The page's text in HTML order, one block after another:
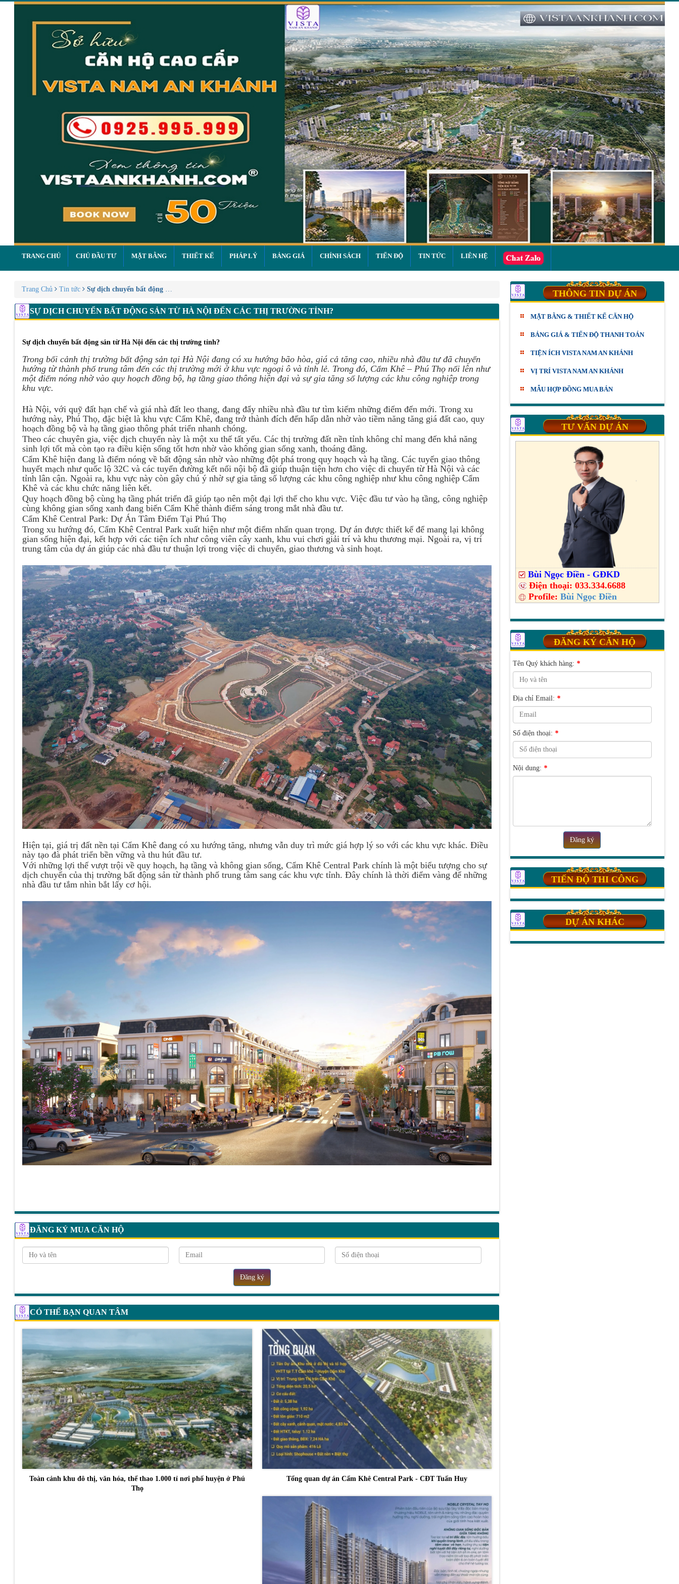
TRANG CHỦ CHỦ ĐẦU TƯ MẶT BẰNG THIẾT KẾ PHÁP LÝ BẢNG GIÁ CHÍNH SÁCH TIẾN ĐỘ TIN TỨC LIÊN HỆ
Trang Chủ Tin tức Sự dịch chuyển bất động sản từ Hà Nội đến các thị trường tỉnh?
SỰ DỊCH CHUYỂN BẤT ĐỘNG SẢN TỪ HÀ NỘI ĐẾN CÁC THỊ TRƯỜNG TỈNH?
Sự dịch chuyển bất động sản từ Hà Nội đến các thị trường tỉnh?
Trong bối cảnh thị trường bất động sản tại Hà Nội đang có xu hướng bão hòa, giá cả tăng cao, nhiều nhà đầu tư đã chuyển
hướng từ thành phố trung tâm đến các thị trường mới ở khu vực ngoại ô và tỉnh lẻ. Trong đó, Cẩm Khê – Phú Thọ nổi lên như
một điểm nóng nhờ vào quy hoạch đồng bộ, hạ tầng giao thông hiện đại và sự gia tăng số lượng các khu công nghiệp trong
khu vực.
Hà Nội, với quỹ đất hạn chế và giá nhà đất leo thang, đang đẩy nhiều nhà đầu tư tìm kiếm những điểm đến mới. Trong xu
hướng này, Phú Thọ, đặc biệt là khu vực Cẩm Khê, đang trở thành đích đến hấp dẫn nhờ vào tiềm năng tăng giá đất cao, quy
hoạch đồng bộ và hạ tầng giao thông phát triển nhanh chóng.
Theo các chuyên gia, việc dịch chuyển này là một xu thế tất yếu. Các thị trường đất nền tỉnh không chỉ mang đến khả năng
sinh lợi tốt mà còn tạo ra điều kiện sống tốt hơn nhờ vào không gian sống xanh, thoáng đãng.
Cẩm Khê hiện đang là điểm nóng về bất động sản nhờ vào những đột phá trong quy hoạch và hạ tầng. Các tuyến giao thông
huyết mạch như quốc lộ 32C và các tuyến đường kết nối nội bộ đã giúp thuận tiện hơn cho việc di chuyển từ Hà Nội và các
tỉnh lân cận. Ngoài ra, khu vực này còn gây chú ý nhờ sự gia tăng số lượng các khu công nghiệp như khu công nghiệp Cẩm
Khê và các khu chức năng liên kết.
Quy hoạch đồng bộ cùng hạ tầng phát triển đã giúp tạo nên một đại lợi thế cho khu vực. Việc đầu tư vào hạ tầng, công nghiệp
cùng không gian sống xanh đang biến Cẩm Khê thành điểm sáng trong mắt nhà đầu tư.
Cẩm Khê Central Park: Dự Án Tâm Điểm Tại Phú Thọ
Trong xu hướng đó, Cẩm Khê Central Park xuất hiện như một điểm nhấn quan trọng. Dự án được thiết kế để mang lại không
gian sống hiện đại, kết hợp với các tiện ích như công viên cây xanh, khu vui chơi giải trí và khu thương mại. Ngoài ra, vị trí
trung tâm của dự án giúp các nhà đầu tư thuận lợi trong việc di chuyển, giao thương và sinh hoạt.
Hiện tại, giá trị đất nền tại Cẩm Khê đang có xu hướng tăng, nhưng vẫn duy trì mức giá hợp lý so với các khu vực khác. Điều
này tạo đà phát triển bền vững và thu hút đầu tư.
Với những lợi thế vượt trội về quy hoạch, hạ tầng và không gian sống, Cẩm Khê Central Park chính là một biểu tượng cho sự
dịch chuyển của thị trường bất động sản từ thành phố trung tâm sang các khu vực tỉnh. Đây chính là thời điểm vàng để những
nhà đầu tư tắm nhìn bắt lấy cơ hội.
ĐĂNG KÝ MUA CĂN HỘ
Đăng ký
CÓ THỂ BẠN QUAN TÂM
Toàn cảnh khu đô thị, văn hóa, thể thao 1.000 tỉ nơi phố huyện ở Phú
Thọ
Tổng quan dự án Cẩm Khê Central Park - CĐT Tuấn Huy
THÔNG TIN DỰ ÁN
MẶT BẰNG & THIẾT KẾ CĂN HỘ
BẢNG GIÁ & TIẾN ĐỘ THANH TOÁN
TIỆN ÍCH VISTA NAM AN KHÁNH
VỊ TRÍ VISTA NAM AN KHÁNH
MẪU HỢP ĐỒNG MUA BÁN
TƯ VẤN DỰ ÁN
Bùi Ngọc Điền - GĐKD
Điện thoại: 033.334.6688
Profile: Bùi Ngọc Điền
ĐĂNG KÝ CĂN HỘ
Tên Quý khách hàng: *
Địa chỉ Email: *
Số điện thoại: *
Nội dung: *
Đăng ký
TIẾN ĐỘ THI CÔNG
DỰ ÁN KHÁC